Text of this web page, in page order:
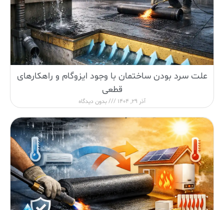
علت سرد بودن ساختمان با وجود ایزوگام و راهکارهای
قطعی
آذر 29, 1404 بدون دیدگاه